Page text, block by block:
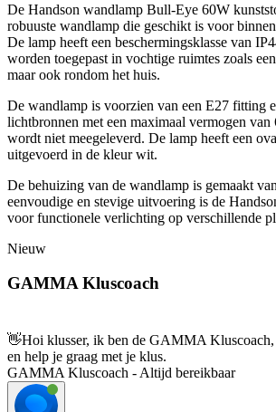
De Handson wandlamp Bull-Eye 60W
robuuste wandlamp die geschikt is voor
De lamp heeft een beschermingsklasse van
worden toegepast in vochtige ruimtes zoals
maar ook rondom het huis.
De wandlamp is voorzien van een E27 fitting
lichtbronnen met een maximaal vermogen
wordt niet meegeleverd. De lamp heeft een
uitgevoerd in de kleur wit.
De behuizing van de wandlamp is gemaakt
eenvoudige en stevige uitvoering is de
voor functionele verlichting op verschillende
Nieuw
GAMMA Kluscoach
👋Hoi klusser, ik ben de GAMMA Kluscoach,
en help je graag met je klus.
GAMMA Kluscoach - Altijd bereikbaar